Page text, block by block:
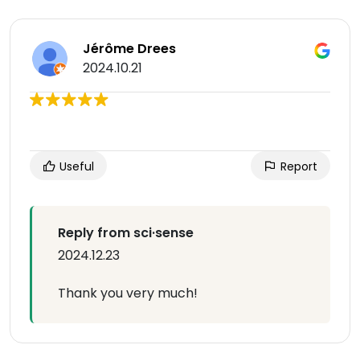
Jérôme Drees
2024.10.21
Useful Report
Reply from sci·sense
2024.12.23
Thank you very much!